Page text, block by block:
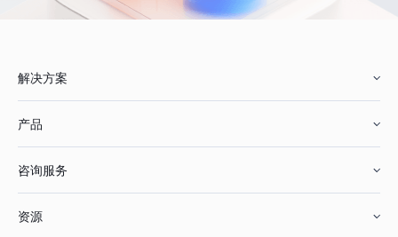
解决方案
鞋服行业
产品
咨询服务
资源